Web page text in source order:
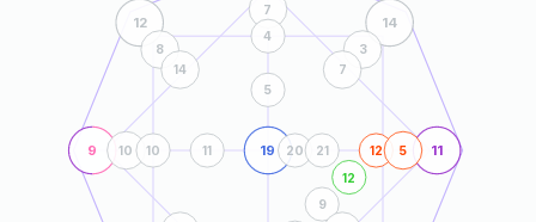
9 11
19
12 14
9
12
12
10
7
5
10
4
20 21
11
5
8
14
3
7